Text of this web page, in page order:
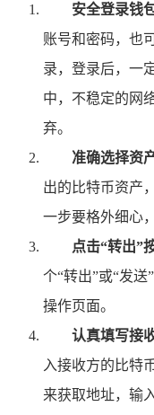
安全登录钱
账号和密码，也
录，登录后，一
中，不稳定的网
弃。
准确选择资
出的比特币资产
一步要格外细心
点击“转出”
个“转出”或“发
操作页面。
认真填写接
入接收方的比特
来获取地址，输